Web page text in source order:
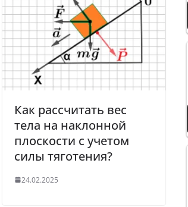
Как рассчитать вес
тела на наклонной
плоскости с учетом
силы тяготения?
24.02.2025